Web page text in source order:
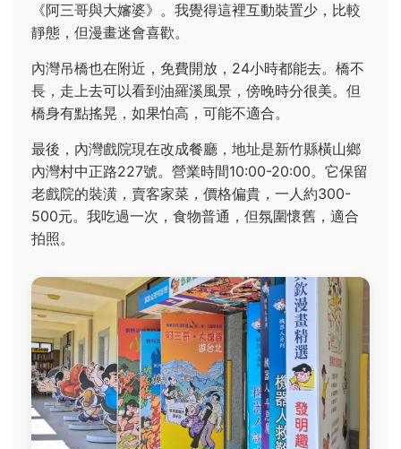
《阿三哥與大嬸婆》。我覺得這裡互動裝置少，比較
靜態，但漫畫迷會喜歡。
內灣吊橋也在附近，免費開放，24小時都能去。橋不
長，走上去可以看到油羅溪風景，傍晚時分很美。但
橋身有點搖晃，如果怕高，可能不適合。
最後，內灣戲院現在改成餐廳，地址是新竹縣橫山鄉
內灣村中正路227號。營業時間10:00-20:00。它保留
老戲院的裝潢，賣客家菜，價格偏貴，一人約300-
500元。我吃過一次，食物普通，但氛圍懷舊，適合
拍照。